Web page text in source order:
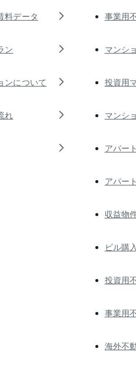
料データ
ン
ンについて
れ
事業用
マンシ
投資用
マンシ
アパー
アパー
収益物
ビル購
投資用
事業用
海外不